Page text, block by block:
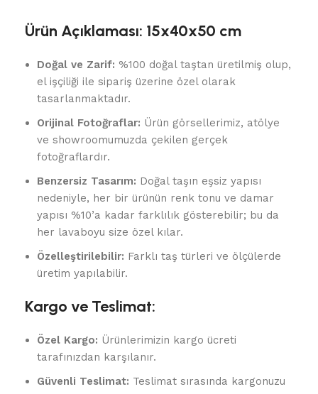
Ürün Açıklaması: 15x40x50 cm
Doğal ve Zarif: %100 doğal taştan üretilmiş olup,
el işçiliği ile sipariş üzerine özel olarak
tasarlanmaktadır.
Orijinal Fotoğraflar: Ürün görsellerimiz, atölye
ve showroomumuzda çekilen gerçek
fotoğraflardır.
Benzersiz Tasarım: Doğal taşın eşsiz yapısı
nedeniyle, her bir ürünün renk tonu ve damar
yapısı %10’a kadar farklılık gösterebilir; bu da
her lavaboyu size özel kılar.
Özelleştirilebilir: Farklı taş türleri ve ölçülerde
üretim yapılabilir.
Kargo ve Teslimat:
Özel Kargo: Ürünlerimizin kargo ücreti
tarafınızdan karşılanır.
Güvenli Teslimat: Teslimat sırasında kargonuzu